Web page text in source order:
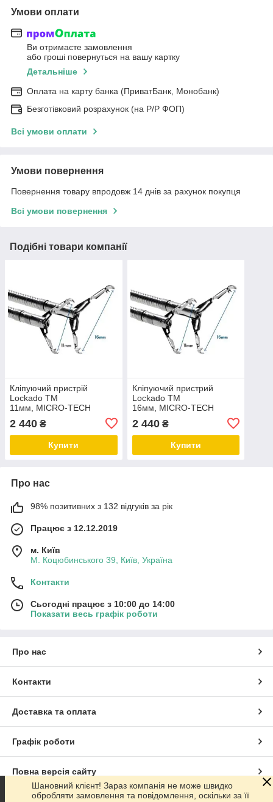
Умови оплати
Ви отримаєте замовлення
або гроші повернуться на вашу картку
Детальніше
Оплата на карту банка (ПриватБанк, Монобанк)
Безготівковий розрахунок (на Р/Р ФОП)
Всі умови оплати
Умови повернення
Повернення товару впродовж 14 днів за рахунок покупця
Всі умови повернення
Подібні товари компанії
Кліпуючий пристрій
Lockado TM
11мм, MICRO-TECH
2 440 ₴
Купити
Кліпуючий пристрий
Lockado TM
16мм, MICRO-TECH
2 440₴
Купити
Про нас
98% позитивних з 132 відгуків за рік
Працює з 12.12.2019
м. Київ
М. Коцюбинського 39, Київ, Україна
Контакти
Сьогодні працює з 10:00 до 14:00
Показати весь графік роботи
Про нас
Контакти
Доставка та оплата
Графік роботи
Повна версія сайту
Шановний клієнт! Зараз компанія не може швидко
обробляти замовлення та повідомлення, оскільки за її